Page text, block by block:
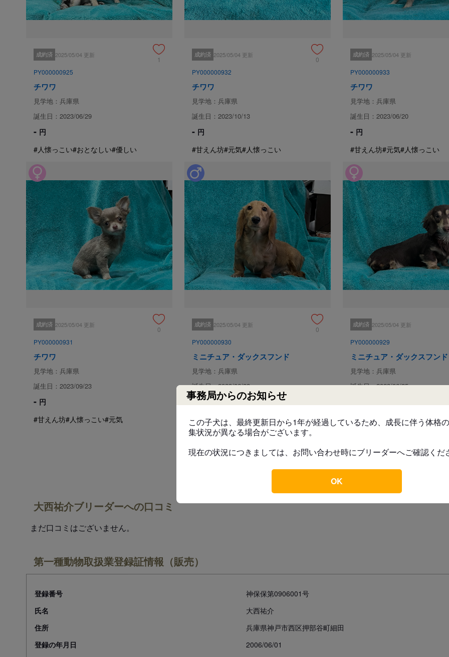
事務局からのお知らせ
この子犬は、最終更新日から1年が経過しているため、成長に伴う体格
集状況が異なる場合がございます。
現在の状況につきましては、お問い合わせ時にブリーダーへご確認くだ
OK
スタッフみんなで愛情いっぱい
チワワのチャンピオン犬２頭
ブリーダーからの紹介文
とっても可愛く人懐こい子です☆
保証とサポート
生体保証内容
健康管理には十分に気をつけて
ます。
・お渡し後５日以内に死亡
・日常生活に支障をきたすよう
※ただし、事故などの明らかな過
上記の保証をしておりますが、
当犬舎の仔犬はすべて【健康診
ご安心ください！
なお、ブリーダー、神経質な方
ご了承ください。
引き渡し後のサポート
質問や心配ごとがありましたら
見学、受け渡しについ
お支払い方法
予約金
犬舎見学は可能ですが、必ずご
成約済 2025/05/04 更新
1
PY000000925
チワワ
見学地：兵庫県
誕生日：2023/06/29
- 円
#人懐っこい#おとなしい#優しい
成約済 2025/05/04 更新
0
PY000000932
チワワ
見学地：兵庫県
誕生日：2023/10/13
- 円
#甘えん坊#元気#人懐っこい
成約済 2025/05/04 更新
PY000000933
チワワ
見学地：兵庫県
誕生日：2023/06/20
- 円
#甘えん坊#元気#人懐っこい
成約済 2025/05/04 更新
0
PY000000931
チワワ
見学地：兵庫県
誕生日：2023/09/23
- 円
#甘えん坊#人懐っこい#元気
成約済 2025/05/04 更新
0
PY000000930
ミニチュア・ダックスフンド
見学地：兵庫県
誕生日：2023/06/28
- 円
#人懐っこい
#甘えん坊#元気
成約済 2025/05/04 更新
PY000000929
ミニチュア・ダックスフンド
見学地：兵庫県
誕生日：2023/06/25
#元気 #甘えん坊#人懐っこい
このブリーダーの子犬を
もっと見る
大西祐介ブリーダーへの口コミ
まだ口コミはございません。
第一種動物取扱業登録証情報（販売）
登録番号
神保保第0906001号
氏名
大西祐介
住所
兵庫県神戸市西区押部谷町細田
登録の年月日
2006/06/01